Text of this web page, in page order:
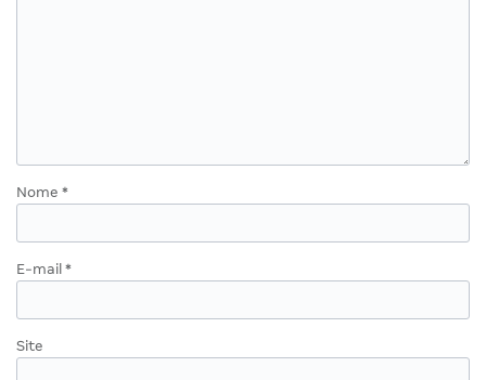
Nome *
E-mail *
Site